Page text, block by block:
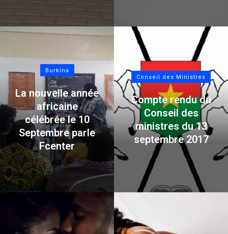
Burkina
La nouvelle année
africaine
célébrée le 10
Septembre parle
Fcenter
Conseil des Ministres
Compte rendu du
Conseil des
ministres du 13
septembre 2017